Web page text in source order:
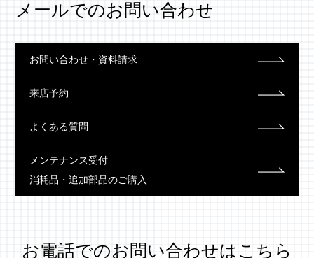
メールでのお問い合わせ
お問い合わせ・資料請求
来店予約
よくある質問
メンテナンス受付
消耗品・追加部品のご購入
お電話でのお問い合わせはこちら